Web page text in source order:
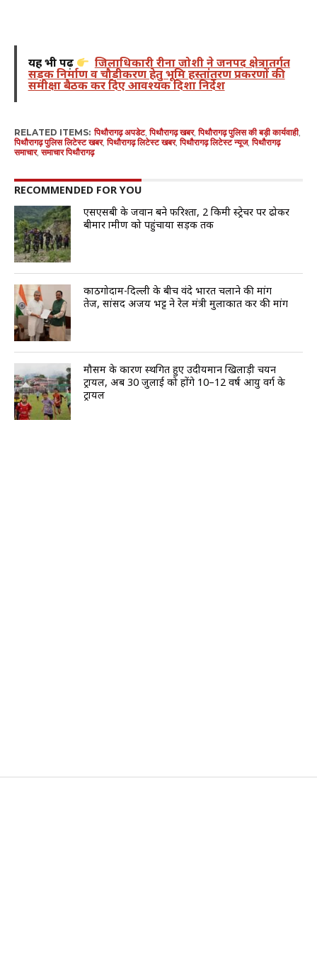
यह भी पढ़ें जिलाधिकारी रीना जोशी ने जनपद क्षेत्रातर्गत
सड़क निर्माण व चौड़ीकरण हेतु भूमि हस्तांतरण प्रकरणों की
समीक्षा बैठक कर दिए आवश्यक दिशा निर्देश
RELATED ITEMS: पिथौरागढ़ अपडेट,पिथौरागढ़ खबर,पिथौरागढ़ पुलिस की बड़ी कार्यवाही,
पिथौरागढ़ पुलिस लिटेस्ट खबर,पिथौरागढ़ लिटेस्ट खबर,पिथौरागढ़ लिटेस्ट न्यूज,पिथौरागढ़
समाचार,समाचार पिथौरागढ़
RECOMMENDED FOR YOU
एसएसबी के जवान बने फरिश्ता, 2 किमी स्ट्रेचर पर ढोकर
बीमार ग्रामीण को पहुंचाया सड़क तक
काठगोदाम-दिल्ली के बीच वंदे भारत चलाने की मांग
तेज, सांसद अजय भट्ट ने रेल मंत्री मुलाकात कर की मांग
मौसम के कारण स्थगित हुए उदीयमान खिलाड़ी चयन
ट्रायल, अब 30 जुलाई को होंगे 10–12 वर्ष आयु वर्ग के
ट्रायल